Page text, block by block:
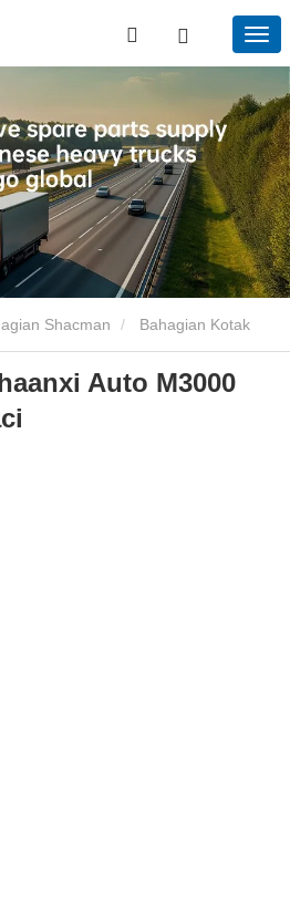
Shacman Bahagian Kotak
Auto M3000